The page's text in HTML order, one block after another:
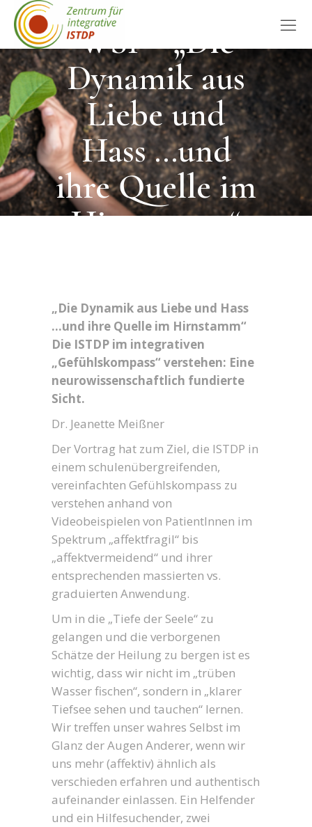
WS1 – „Die
Dynamik aus
Liebe und
Hass …und
ihre Quelle im
Hirnstamm“
„Die Dynamik aus Liebe und Hass
…und ihre Quelle im Hirnstamm“
Die ISTDP im integrativen
„Gefühlskompass“ verstehen: Eine
neurowissenschaftlich fundierte
Sicht.
Dr. Jeanette Meißner
Der Vortrag hat zum Ziel, die ISTDP in
einem schulenübergreifenden,
vereinfachten Gefühlskompass zu
verstehen anhand von
Videobeispielen von PatientInnen im
Spektrum „affektfragil“ bis
„affektvermeidend“ und ihrer
entsprechenden massierten vs.
graduierten Anwendung.
Um in die „Tiefe der Seele“ zu
gelangen und die verborgenen
Schätze der Heilung zu bergen ist es
wichtig, dass wir nicht im „trüben
Wasser fischen“, sondern in „klarer
Tiefsee sehen und tauchen“ lernen.
Wir treffen unser wahres Selbst im
Glanz der Augen Anderer, wenn wir
uns mehr (affektiv) ähnlich als
verschieden erfahren und authentisch
aufeinander einlassen. Ein Helfender
und ein Hilfesuchender, zwei